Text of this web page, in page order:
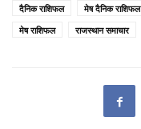
दैनिक राशिफल
मेष दैनिक राशिफल
मेष राशिफल
राजस्थान समाचार